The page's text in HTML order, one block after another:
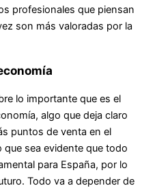
profesionales que piensan
son más valoradas por la
lo importante que es el
algo que deja claro
puntos de venta en el
sea evidente que todo
para España, por lo
Todo va a depender de